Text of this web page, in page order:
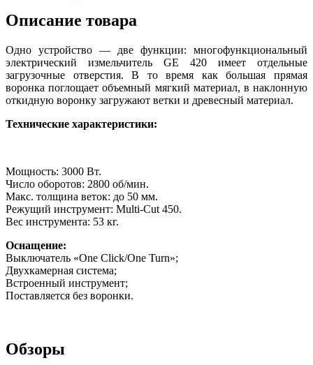
Описание товара
Одно устройство — две функции: многофункциональный
электрический измельчитель GE 420 имеет отдельные
загрузочные отверстия. В то время как большая прямая
воронка поглощает объемный мягкий материал, в наклонную
откидную воронку загружают ветки и древесный материал.
Технические характеристики:
Мощность: 3000 Вт.
Число оборотов: 2800 об/мин.
Макс. толщина веток: до 50 мм.
Режущий инструмент: Multi-Cut 450.
Вес инструмента: 53 кг.
Оснащение:
Выключатель «One Click/One Turn»;
Двухкамерная система;
Встроенный инструмент;
Поставляется без воронки.
Обзоры